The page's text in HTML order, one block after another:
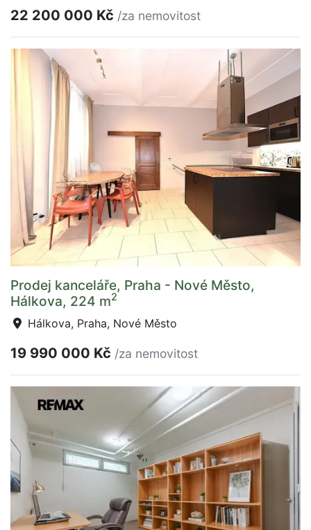
22 200 000 Kč /za nemovitost
Prodej kanceláře, Praha - Nové Město,
Hálkova, 224 m2
Hálkova, Praha, Nové Město
19 990 000 Kč /za nemovitost